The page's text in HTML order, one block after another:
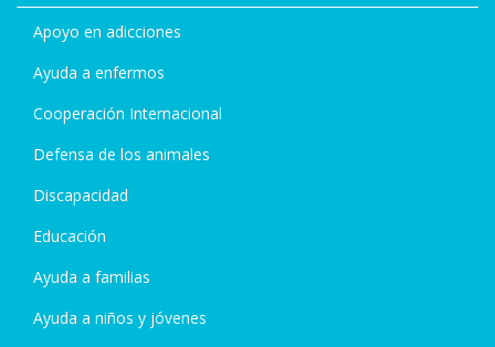
Apoyo en adicciones
Ayuda a enfermos
Cooperación Internacional
Defensa de los animales
Discapacidad
Educación
Ayuda a familias
Ayuda a niños y jóvenes